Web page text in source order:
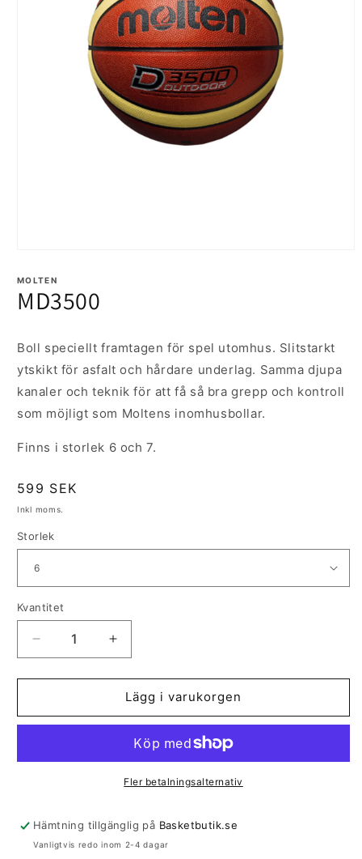
1
i
modalfönster
MOLTEN
MD3500
Boll speciellt framtagen för spel utomhus. Slitstarkt
ytskikt för asfalt och hårdare underlag. Samma djupa
kanaler och teknik för att få så bra grepp och kontroll
som möjligt som Moltens inomhusbollar.
Finns i storlek 6 och 7.
Ordinarie
pris
599 SEK
Inkl moms.
Storlek
Kvantitet
Kvantitet
Minska
kvantitet
för
Öka
kvantitet
för
MD3500
Lägg i varukorgen
Fler betalningsalternativ
Hämtning tillgänglig på Basketbutik.se
Vanligtvis redo inom 2-4 dagar